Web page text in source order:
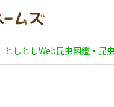
としとしWeb昆虫図鑑・昆